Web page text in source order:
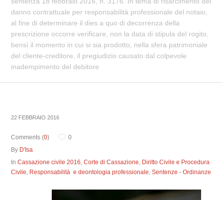
danno contrattuale per responsabilità professionale del notaio,
al fine di determinare il dies a quo di decorrenza della
prescrizione occorre verificare, non la data di stipula del rogito,
bensì il momento in cui si sia prodotto, nella sfera patrimoniale
del cliente-creditore, il pregiudizio causato dal colpevole
inadempimento del debitore
22 FEBBRAIO 2016
Comments (0)
0
By D'Isa
InCassazione civile 2016,Corte di Cassazione, Diritto Civile e Procedura
Civile, Responsabilità e deontologia professionale,Sentenze - Ordinanze